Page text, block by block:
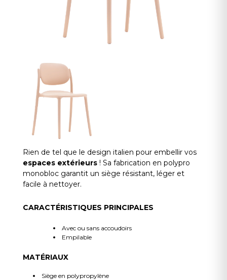
Rien de tel que le design italien pour embellir vos
espaces extérieurs! Sa fabrication en polypro
monobloc garantit un siège résistant, léger et
facile à nettoyer.
CARACTÉRISTIQUES PRINCIPALES
Avec ou sans accoudoirs
Empilable
MATÉRIAUX
Siège en polypropylène